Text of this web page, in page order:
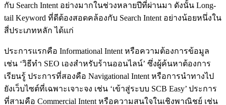
กับ Search Intent อย่างมากในช่วงหลายปีที่ผ่านมา ดังนั้น Long-
tail Keyword ที่ดีต้องสอดคล้องกับ Search Intent อย่างน้อยหนึ่งใน
สี่ประเภทหลัก ได้แก่
ประการแรกคือ Informational Intent หรือความต้องการข้อมูล
เช่น ‘วิธีทำ SEO เองสำหรับร้านออนไลน์’ ซึ่งผู้ค้นหาต้องการ
เรียนรู้ ประการที่สองคือ Navigational Intent หรือการนำทางไป
ยังเว็บไซต์ที่เฉพาะเจาะจง เช่น ‘เข้าสู่ระบบ SCB Easy’ ประการ
ที่สามคือ Commercial Intent หรือความสนใจในเชิงพาณิชย์ เช่น